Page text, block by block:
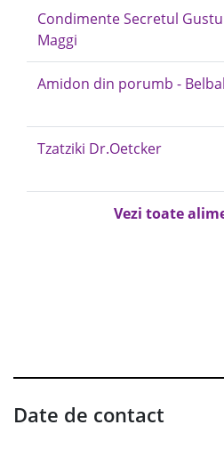
Condimente Secretul
Maggi
Amidon din porumb -
Tzatziki Dr.Oetcker
Vezi toate
Date de contact